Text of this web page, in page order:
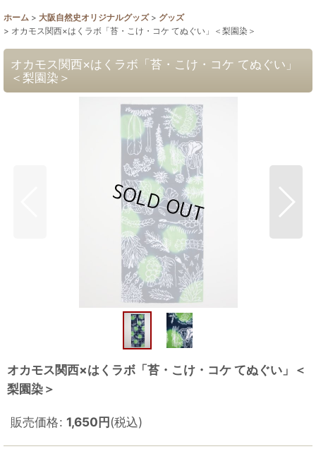
ホーム > 大阪自然史オリジナルグッズ > グッズ
> オカモス関西×はくラボ「苔・こけ・コケ てぬぐい」＜梨園染＞
オカモス関西×はくラボ「苔・こけ・コケ てぬぐい」
＜梨園染＞
オカモス関西×はくラボ「苔・こけ・コケ てぬぐい」＜
梨園染＞
販売価格: 1,650円(税込)